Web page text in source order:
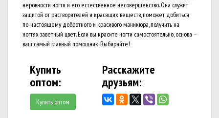
неровности ногтя и его естественное несовершенство. Она служит
защитой от растворителей и красящих веществ, поможет добиться
по-настоящему добротного и красивого маникюра, получить на
ногтях заветный цвет. Если вы красите ногти самостоятельно, основа –
ваш самый главный помощник. Выбирайте!
Купить
оптом:
Купить оптом
Расскажите
друзьям: